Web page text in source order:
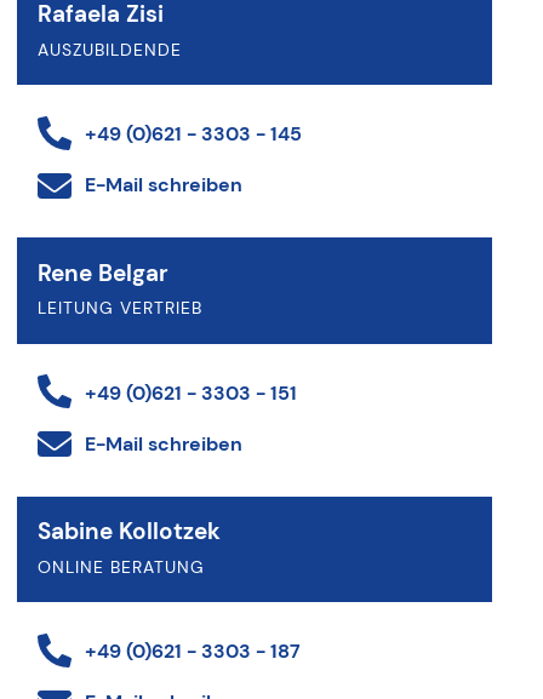
Rafaela Zisi
AUSZUBILDENDE
+49 (0)621 - 3303 - 145
E-Mail schreiben
Rene Belgar
LEITUNG VERTRIEB
+49 (0)621 - 3303 - 151
E-Mail schreiben
Sabine Kollotzek
ONLINE BERATUNG
+49 (0)621 - 3303 - 187